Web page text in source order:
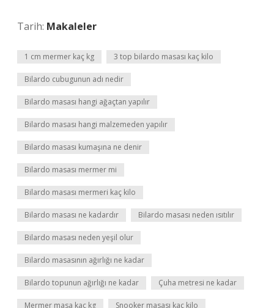
Tarih: Makaleler
1 cm mermer kaç kg 3 top bilardo masası kaç kilo
Bilardo cubugunun adı nedir
Bilardo masası hangi ağaçtan yapılır
Bilardo masası hangi malzemeden yapılır
Bilardo masası kumaşına ne denir
Bilardo masası mermer mi
Bilardo masası mermeri kaç kilo
Bilardo masası ne kadardır Bilardo masası neden ısıtılır
Bilardo masası neden yeşil olur
Bilardo masasının ağırlığı ne kadar
Bilardo topunun ağırlığı ne kadar Çuha metresi ne kadar
Mermer masa kaç kg Snooker masası kaç kilo